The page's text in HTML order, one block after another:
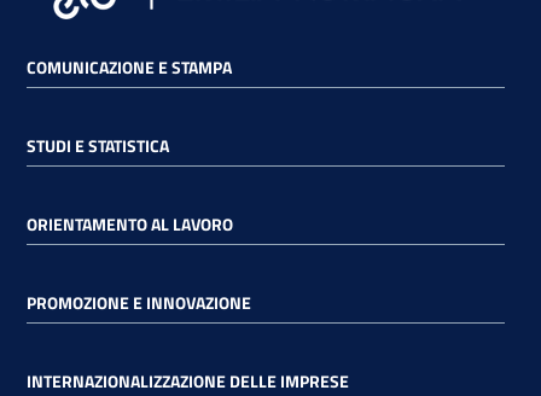
COMUNICAZIONE E STAMPA
STUDI E STATISTICA
ORIENTAMENTO AL LAVORO
PROMOZIONE E INNOVAZIONE
INTERNAZIONALIZZAZIONE DELLE IMPRESE